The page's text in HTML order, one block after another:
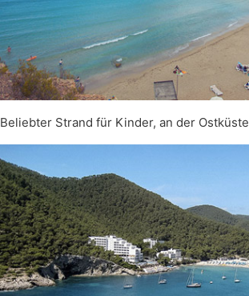
Beliebter Strand für Kinder, an der Ostküste